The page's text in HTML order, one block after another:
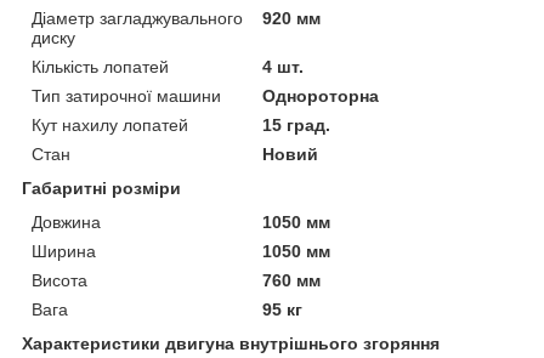
Діаметр загладжувального
диску
920 мм
Кількість лопатей
4 шт.
Тип затирочної машини
Однороторна
Кут нахилу лопатей
15 град.
Стан
Новий
Габаритні розміри
Довжина
1050 мм
Ширина
1050 мм
Висота
760 мм
Вага
95 кг
Характеристики двигуна внутрішнього згоряння